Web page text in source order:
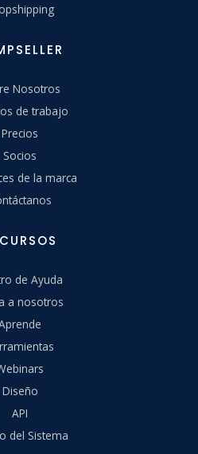
Nosotros
de trabajo
Precios
Socios
de la marca
de Ayuda
a nosotros
Diseño
API
del Sistema